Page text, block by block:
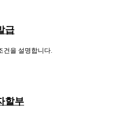
급
건을 설명합니다.
할부